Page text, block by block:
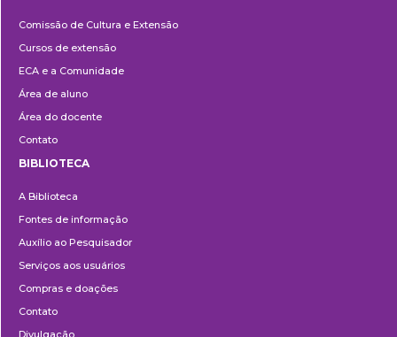
e
Extensão
Comissão de Cultura e Extensão
Cursos de extensão
ECA e a Comunidade
Área de aluno
Área do docente
Contato
BIBLIOTECA
A Biblioteca
Fontes de informação
Auxílio ao Pesquisador
Serviços aos usuários
Compras e doações
Contato
Divulgação